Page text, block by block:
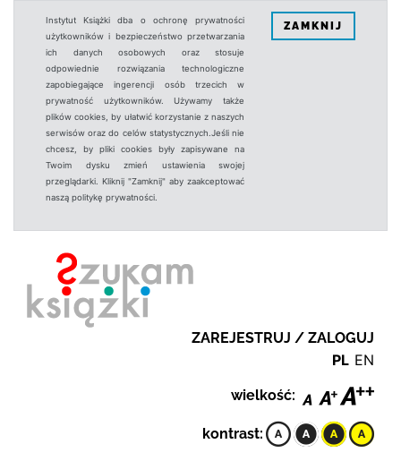
Instytut Książki dba o ochronę prywatności
użytkowników i bezpieczeństwo przetwarzania
ich danych osobowych oraz stosuje
odpowiednie rozwiązania technologiczne
zapobiegające ingerencji osób trzecich w
prywatność użytkowników. Używamy także
plików cookies, by ułatwić korzystanie z naszych
serwisów oraz do celów statystycznych.Jeśli nie
chcesz, by pliki cookies były zapisywane na
Twoim dysku zmień ustawienia swojej
przeglądarki. Kliknij "Zamknij" aby zaakceptować
naszą politykę prywatności.
ZAMKNIJ
ZAREJESTRUJ / ZALOGUJ
PL EN
wielkość:
kontrast: